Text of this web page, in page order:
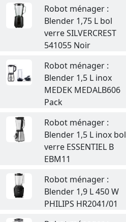
Robot ménager :
Blender 1,75 L bol
verre SILVERCREST
541055 Noir
Robot ménager :
Blender 1,5 L inox
MEDEK MEDALB606
Pack
Robot ménager :
Blender 1,5 L inox bol
verre ESSENTIEL B
EBM11
Robot ménager :
Blender 1,9 L 450 W
PHILIPS HR2041/01